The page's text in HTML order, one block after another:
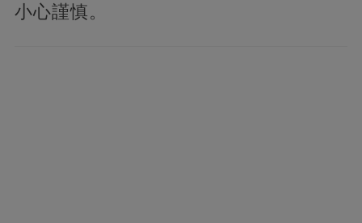
小心謹慎。